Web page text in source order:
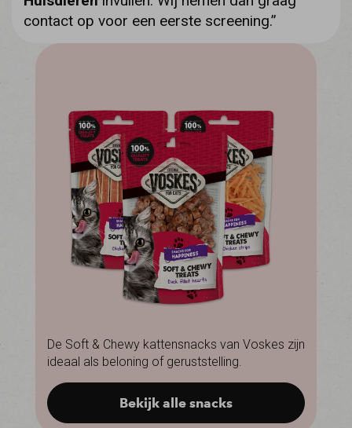
contact op voor een eerste screening.”
De Soft & Chewy kattensnacks van Voskes zijn
ideaal als beloning of geruststelling.
Bekijk alle snacks